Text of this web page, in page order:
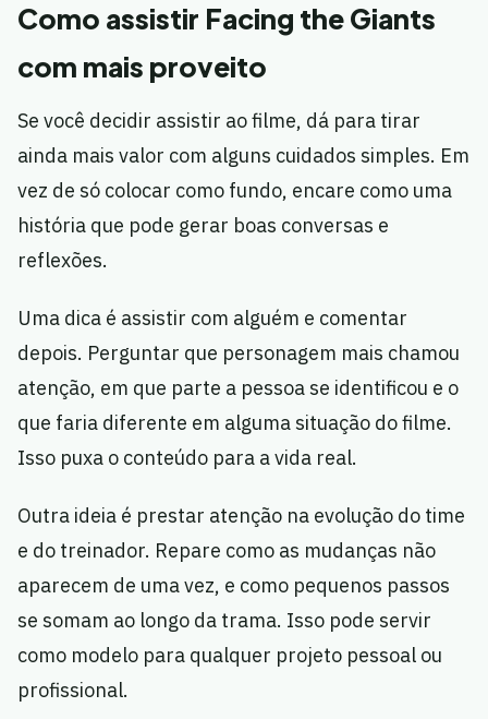
Como assistir Facing the Giants
com mais proveito
Se você decidir assistir ao filme, dá para tirar
ainda mais valor com alguns cuidados simples. Em
vez de só colocar como fundo, encare como uma
história que pode gerar boas conversas e
reflexões.
Uma dica é assistir com alguém e comentar
depois. Perguntar que personagem mais chamou
atenção, em que parte a pessoa se identificou e o
que faria diferente em alguma situação do filme.
Isso puxa o conteúdo para a vida real.
Outra ideia é prestar atenção na evolução do time
e do treinador. Repare como as mudanças não
aparecem de uma vez, e como pequenos passos
se somam ao longo da trama. Isso pode servir
como modelo para qualquer projeto pessoal ou
profissional.